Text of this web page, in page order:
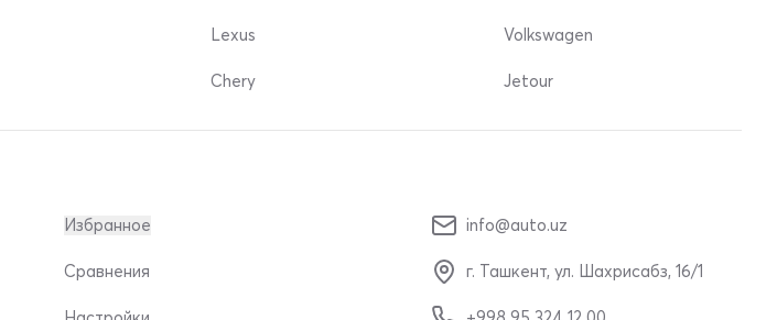
Lexus
Chery
Volkswagen
Jetour
Избранное
Сравнения
info@auto.uz
г. Ташкент, ул. Шахрисабз, 16/1